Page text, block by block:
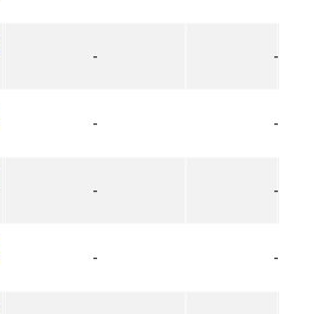
- -
- -
- -
- -